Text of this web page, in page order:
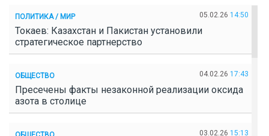
ПОЛИТИКА / МИР 05.02.26 14:50
Токаев: Казахстан и Пакистан установили
стратегическое партнерство
ОБЩЕСТВО 04.02.26 17:43
Пресечены факты незаконной реализации оксида
азота в столице
03.02.26 15:13